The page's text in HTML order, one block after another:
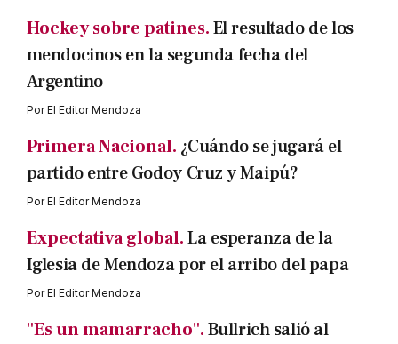
Hockey sobre patines.El resultado de los
mendocinos en la segunda fecha del
Argentino
PorEl Editor Mendoza
Primera Nacional. ¿Cuándo se jugará el
partido entre Godoy Cruz y Maipú?
PorEl Editor Mendoza
Expectativa global.La esperanza de la
Iglesia de Mendoza por el arribo del papa
PorEl Editor Mendoza
"Es un mamarracho".Bullrich salió al